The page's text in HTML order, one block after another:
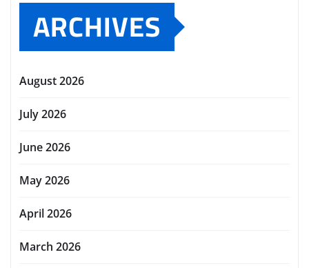
ARCHIVES
August 2026
July 2026
June 2026
May 2026
April 2026
March 2026